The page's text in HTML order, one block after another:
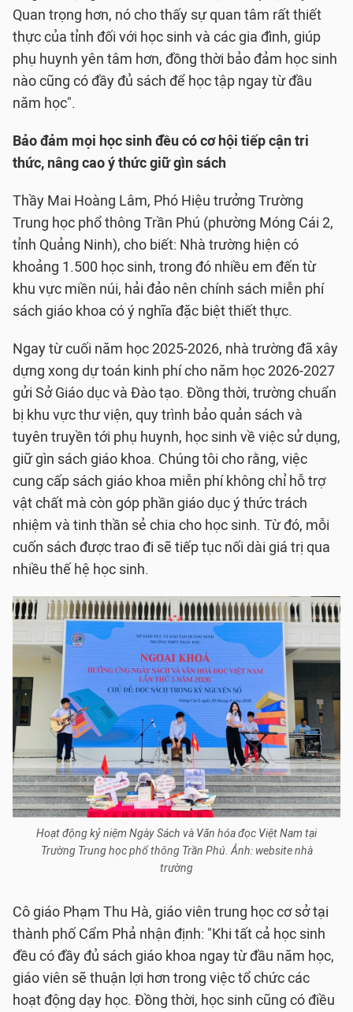
Quan trọng hơn, nó cho thấy sự quan tâm rất thiết
thực của tỉnh đối với học sinh và các gia đình, giúp
phụ huynh yên tâm hơn, đồng thời bảo đảm học sinh
nào cũng có đầy đủ sách để học tập ngay từ đầu
năm học".
Bảo đảm mọi học sinh đều có cơ hội tiếp cận tri
thức, nâng cao ý thức giữ gìn sách
Thầy Mai Hoàng Lâm, Phó Hiệu trưởng Trường
Trung học phổ thông Trần Phú (phường Móng Cái 2,
tỉnh Quảng Ninh), cho biết: Nhà trường hiện có
khoảng 1.500 học sinh, trong đó nhiều em đến từ
khu vực miền núi, hải đảo nên chính sách miễn phí
sách giáo khoa có ý nghĩa đặc biệt thiết thực.
Ngay từ cuối năm học 2025-2026, nhà trường đã xây
dựng xong dự toán kinh phí cho năm học 2026-2027
gửi Sở Giáo dục và Đào tạo. Đồng thời, trường chuẩn
bị khu vực thư viện, quy trình bảo quản sách và
tuyên truyền tới phụ huynh, học sinh về việc sử dụng,
giữ gìn sách giáo khoa. Chúng tôi cho rằng, việc
cung cấp sách giáo khoa miễn phí không chỉ hỗ trợ
vật chất mà còn góp phần giáo dục ý thức trách
nhiệm và tinh thần sẻ chia cho học sinh. Từ đó, mỗi
cuốn sách được trao đi sẽ tiếp tục nối dài giá trị qua
nhiều thế hệ học sinh.
Hoạt động kỷ niệm Ngày Sách và Văn hóa đọc Việt Nam tại
Trường Trung học phổ thông Trần Phú. Ảnh: website nhà
trường
Cô giáo Phạm Thu Hà, giáo viên trung học cơ sở tại
thành phố Cẩm Phả nhận định: "Khi tất cả học sinh
đều có đầy đủ sách giáo khoa ngay từ đầu năm học,
giáo viên sẽ thuận lợi hơn trong việc tổ chức các
hoạt động dạy học. Đồng thời, học sinh cũng có điều